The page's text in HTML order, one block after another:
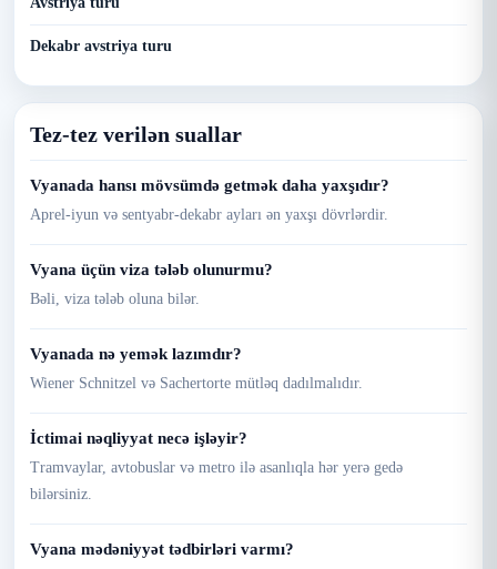
Dekabr avstriya turu
Tez-tez verilən suallar
Vyanada hansı mövsümdə getmək daha yaxşıdır?
Aprel-iyun və sentyabr-dekabr ayları ən yaxşı dövrlərdir.
Vyana üçün viza tələb olunurmu?
Bəli, viza tələb oluna bilər.
Vyanada nə yemək lazımdır?
Wiener Schnitzel və Sachertorte mütləq dadılmalıdır.
İctimai nəqliyyat necə işləyir?
Tramvaylar, avtobuslar və metro ilə asanlıqla hər yerə gedə
bilərsiniz.
Vyana mədəniyyət tədbirləri varmı?